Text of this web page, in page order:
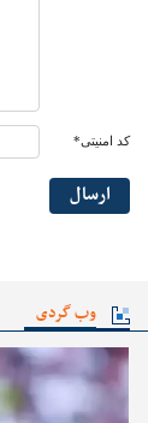
وب گردی
کد امنیتی*
ارسال